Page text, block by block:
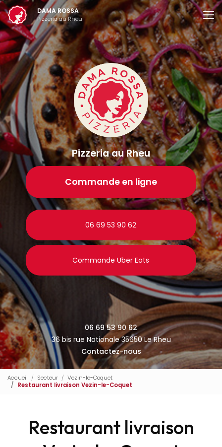
Aller
au
contenu
principal
DAMA ROSSA
Pizzeria au Rheu
Pizzeria au Rheu
Commande en ligne
06 69 53 90 62
Commande Uber Eats
06 69 53 90 62
36 bis rue Nationale 35650 Le Rheu
Contactez-nous
Accueil Secteur
Vezin-le-Coquet
Restaurant livraison Vezin-le-Coquet
Restaurant livraison